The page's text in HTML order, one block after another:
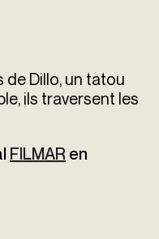
de Dillo, un tatou
ils traversent les
FILMAR en